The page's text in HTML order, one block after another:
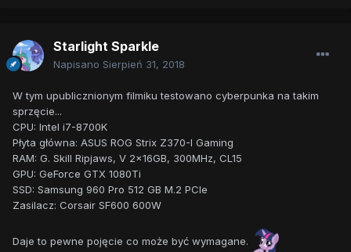
Starlight Sparkle
Napisano Sierpień 31, 2018
W tym upublicznionym filmiku testowano cyberpunka na takim
sprzęcie...
CPU: Intel i7-8700K
Płyta główna: ASUS ROG Strix Z370-I Gaming
RAM: G. Skill Ripjaws, V 2x16GB, 300MHz, CL15
GPU: GeForce GTX 1080Ti
SSD: Samsung 960 Pro 512 GB M.2 PCIe
Zasilacz: Corsair SF600 600W
Daje to pewne pojęcie co może być wymagane.